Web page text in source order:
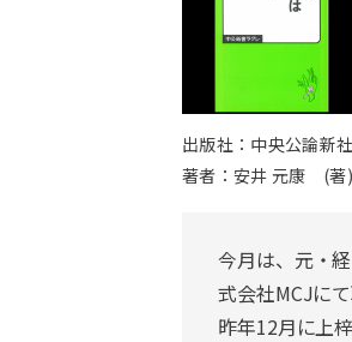
出版社：中央公論新社
著者：安井 元康 (著)
今月は、元・
式会社MCJに
昨年12月に上